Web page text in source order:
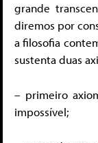
grande
diremos por
a filosofia
sustenta duas
– primeiro
impossível;